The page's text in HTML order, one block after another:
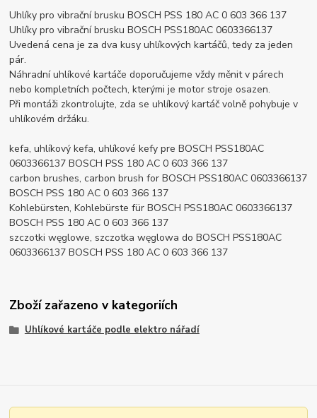
Uhlíky pro vibrační brusku BOSCH PSS 180 AC 0 603 366 137
Uhlíky pro vibrační brusku BOSCH PSS180AC 0603366137
Uvedená cena je za dva kusy uhlíkových kartáčů, tedy za jeden
pár.
Náhradní uhlíkové kartáče doporučujeme vždy měnit v párech
nebo kompletních počtech, kterými je motor stroje osazen.
Při montáži zkontrolujte, zda se uhlíkový kartáč volně pohybuje v
uhlíkovém držáku.
kefa, uhlíkový kefa, uhlíkové kefy pre BOSCH PSS180AC
0603366137 BOSCH PSS 180 AC 0 603 366 137
carbon brushes, carbon brush for BOSCH PSS180AC 0603366137
BOSCH PSS 180 AC 0 603 366 137
Kohlebürsten, Kohlebürste für BOSCH PSS180AC 0603366137
BOSCH PSS 180 AC 0 603 366 137
szczotki węglowe, szczotka węglowa do BOSCH PSS180AC
0603366137 BOSCH PSS 180 AC 0 603 366 137
Zboží zařazeno v kategoriích
Uhlíkové kartáče podle elektro nářadí